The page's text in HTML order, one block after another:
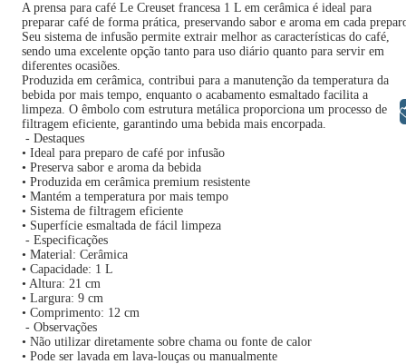
A prensa para café Le Creuset francesa 1 L em cerâmica é ideal para
preparar café de forma prática, preservando sabor e aroma em cada
Seu sistema de infusão permite extrair melhor as características do café,
sendo uma excelente opção tanto para uso diário quanto para servir em
diferentes ocasiões.
Produzida em cerâmica, contribui para a manutenção da temperatura da
bebida por mais tempo, enquanto o acabamento esmaltado facilita a
limpeza. O êmbolo com estrutura metálica proporciona um processo de
filtragem eficiente, garantindo uma bebida mais encorpada.
- Destaques
• Ideal para preparo de café por infusão
• Preserva sabor e aroma da bebida
• Produzida em cerâmica premium resistente
• Mantém a temperatura por mais tempo
• Sistema de filtragem eficiente
• Superfície esmaltada de fácil limpeza
- Especificações
• Material: Cerâmica
• Capacidade: 1 L
• Altura: 21 cm
• Largura: 9 cm
• Comprimento: 12 cm
- Observações
• Não utilizar diretamente sobre chama ou fonte de calor
• Pode ser lavada em lava-louças ou manualmente
Libras